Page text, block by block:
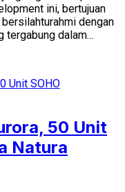
ini, bertujuan
dengan
tergabung dalam…
50 Unit
Natura